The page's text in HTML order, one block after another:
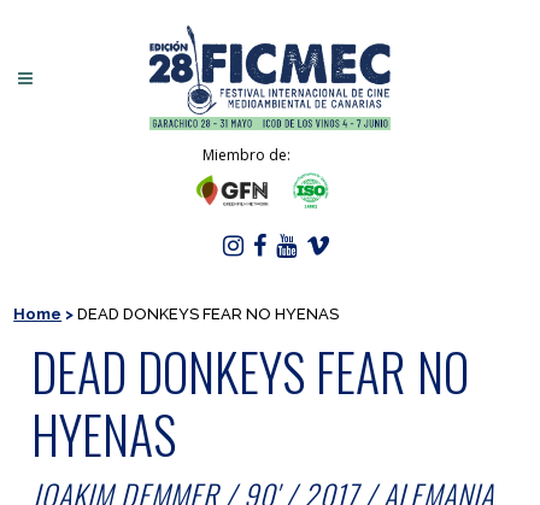
Miembro de:
Home >DEAD DONKEYS FEAR NO HYENAS
DEAD DONKEYS FEAR NO
HYENAS
JOAKIM DEMMER / 90' / 2017 / ALEMANIA